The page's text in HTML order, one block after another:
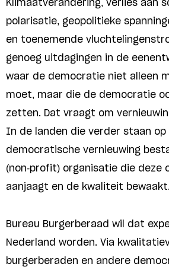
Klimaatverandering, verlies aan
polarisatie, geopolitieke
en toenemende
genoeg uitdagingen in de
waar de democratie niet alleen
moet, maar die de democratie
zetten. Dat vraagt om
In de landen die verder staan op
democratische vernieuwing
(non-profit) organisatie die deze
aanjaagt en de kwaliteit bewaakt.
Bureau Burgerberaad wil dat
Nederland worden. Via
burgerberaden en andere